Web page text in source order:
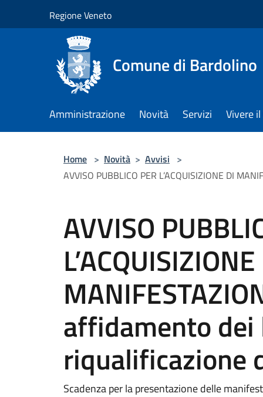
Regione Veneto
Comune di Bardolino
Amministrazione Novità Servizi Vivere
Home > Novità > Avvisi >
AVVISO PUBBLICO PER L’ACQUISIZIONE DI
AVVISO
affidamento dei
riqualificazione
Scadenza per la presentazione delle